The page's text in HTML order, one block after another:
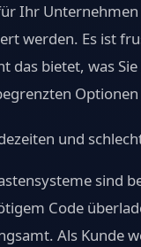
Ihr
werden. Es ist
das bietet, was
und
sind
Code
Als Kunde